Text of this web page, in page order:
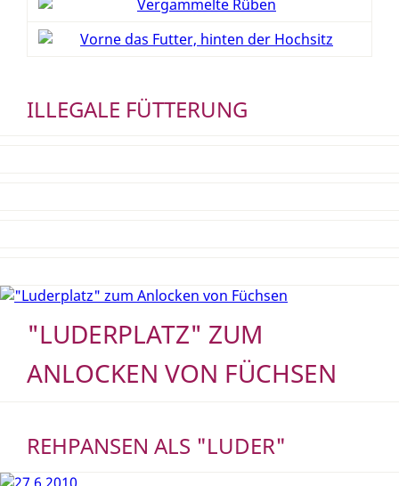
ILLEGALE FÜTTERUNG
"LUDERPLATZ" ZUM
ANLOCKEN VON FÜCHSEN
REHPANSEN ALS "LUDER"